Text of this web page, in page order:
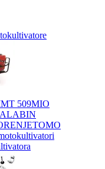
509MIO
LABIN
TOMO